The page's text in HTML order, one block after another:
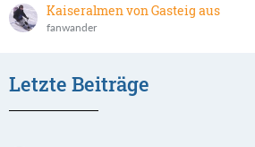
Kaiseralmen von Gasteig aus
fanwander
Letzte Beiträge